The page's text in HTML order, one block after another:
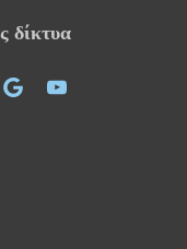
δίκτυα